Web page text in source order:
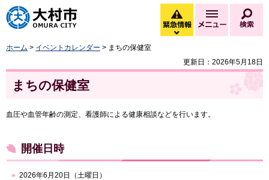
大村市
緊急情報
緊急情報を開く
メニュー
ホーム > イベントカレンダー > まちの保健室
更新日：2026年5月18日
まちの保健室
血圧や血管年齢の測定、看護師による健康相談などを行います。
開催日時
2026年6月20日（土曜日）